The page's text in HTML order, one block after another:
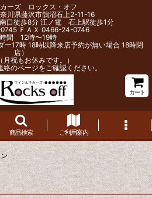
ーズ ロックス・オフ
川県藤沢市鵠沼石上2-11-16
口徒歩8分 江ノ電 石上駅徒歩1分
ＦＡＸ 0466-24-0746
間 12時〜19時
ー17時 18時以降来店予約が無い場合 18時閉
店）
月祝もお休みです。）
のページをご確認ください。
カート
商品検索 ご利用案内